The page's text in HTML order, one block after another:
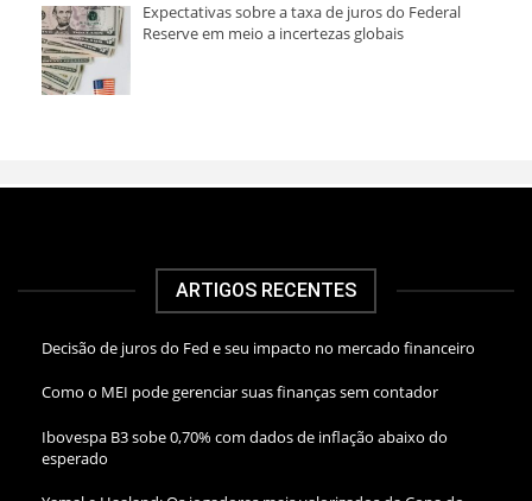
Expectativas sobre a taxa de juros do Federal
Reserve em meio a incertezas globais
ARTIGOS RECENTES
Decisão de juros do Fed e seu impacto no mercado financeiro
Como o MEI pode gerenciar suas finanças sem contador
Ibovespa B3 sobe 0,70% com dados de inflação abaixo do
esperado